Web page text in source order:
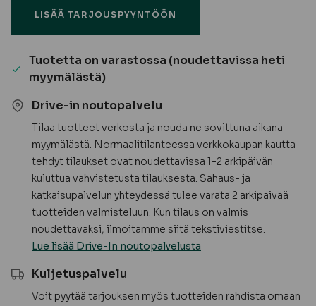
valkoinen
määrä
LISÄÄ TARJOUSPYYNTÖÖN
Tuotetta on varastossa (noudettavissa heti
myymälästä)
Drive-in noutopalvelu
Tilaa tuotteet verkosta ja nouda ne sovittuna aikana
myymälästä. Normaalitilanteessa verkkokaupan kautta
tehdyt tilaukset ovat noudettavissa 1-2 arkipäivän
kuluttua vahvistetusta tilauksesta. Sahaus- ja
katkaisupalvelun yhteydessä tulee varata 2 arkipäivää
tuotteiden valmisteluun. Kun tilaus on valmis
noudettavaksi, ilmoitamme siitä tekstiviestitse.
Lue lisää Drive-In noutopalvelusta
Kuljetuspalvelu
Voit pyytää tarjouksen myös tuotteiden rahdista omaan